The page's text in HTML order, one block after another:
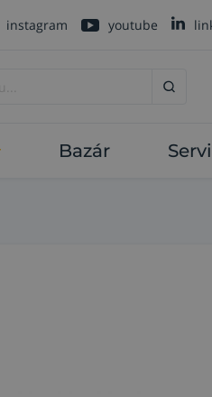
instagram youtube
Bazár